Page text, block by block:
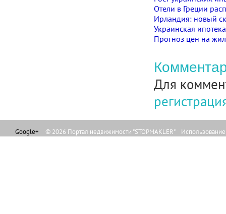
Отели в Греции
Ирландия: новый
Украинская
Прогноз цен на
Для
Google+ © 2026 Портал недвижимости "STOPMAKLER"